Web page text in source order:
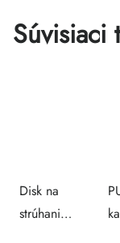
Súvisiaci
Disk na
strúhanie